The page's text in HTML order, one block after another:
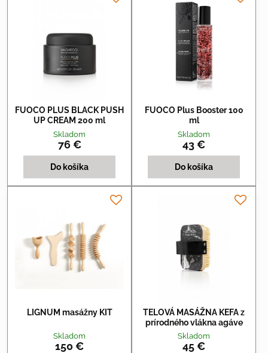
FUOCO PLUS BLACK PUSH
UP CREAM 200 ml
Skladom
76 €
Do košíka
FUOCO Plus Booster 100
ml
Skladom
43 €
Do košíka
LIGNUM masážny KIT
Skladom
150 €
TELOVÁ MASÁŽNA KEFA z
prírodného vlákna agáve
Skladom
45 €